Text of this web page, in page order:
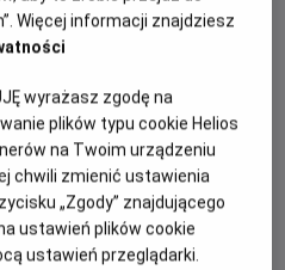
Więcej informacji znajdziesz
wyrażasz zgodę na
plików typu cookie Helios
na Twoim urządzeniu
chwili zmienić ustawienia
„Zgody” znajdującego
ustawień plików cookie
ustawień przeglądarki.